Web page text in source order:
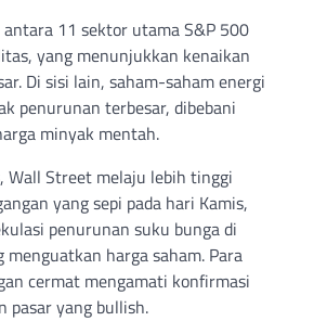
antara 11 sektor utama S&P 500
yang menunjukkan kenaikan
Di sisi lain, saham-saham energi
penurunan terbesar, dibebani
minyak mentah.
Wall Street melaju lebih tinggi
yang sepi pada hari Kamis,
penurunan suku bunga di
harga saham. Para
cermat mengamati konfirmasi
pasar yang bullish.